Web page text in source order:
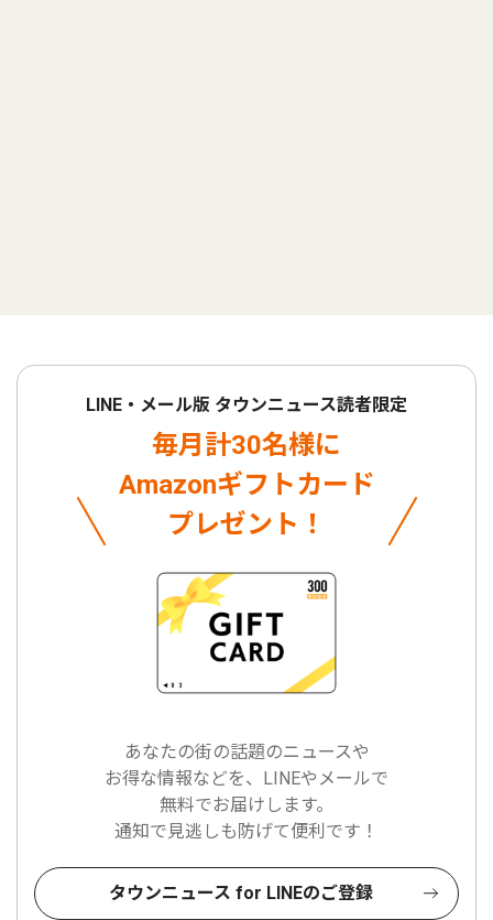
LINE・メール版 タウンニュース読者限定
毎月計30名様に
Amazonギフトカード
プレゼント！
あなたの街の話題のニュースや
お得な情報などを、LINEやメールで
無料でお届けします。
通知で見逃しも防げて便利です！
タウンニュース for LINEのご登録